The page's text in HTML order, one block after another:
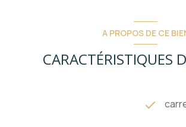
A PROPOS DE CE
CARACTÉRISTIQUES